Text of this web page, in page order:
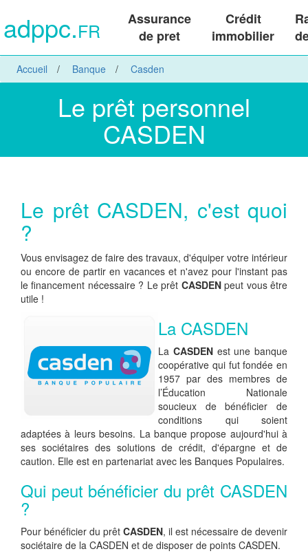
adppc.FR
Assurance
de pret
Crédit
immobilier
Accueil Banque Casden
Le prêt personnel
CASDEN
Le prêt CASDEN, c'est quoi
?
Vous envisagez de faire des travaux, d'équiper votre intérieur
ou encore de partir en vacances et n'avez pour l'instant pas
le financement nécessaire ? Le prêt CASDENpeut vous être
utile !
La CASDEN
La CASDENest une banque
coopérative qui fut fondée en
1957 par des membres de
l’Éducation Nationale
soucieux de bénéficier de
conditions qui soient
adaptées à leurs besoins. La banque propose aujourd'hui à
ses sociétaires des solutions de crédit, d'épargne et de
caution. Elle est en partenariat avec les Banques Populaires.
Qui peut bénéficier du prêt CASDEN
?
Pour bénéficier du prêt CASDEN, il est nécessaire de devenir
sociétaire de la CASDEN et de disposer de points CASDEN.